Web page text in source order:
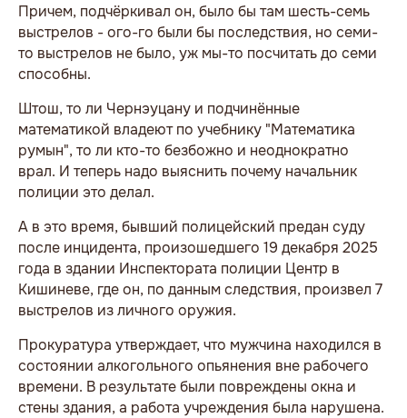
Причем, подчёркивал он, было бы там шесть-семь
выстрелов - ого-го были бы последствия, но семи-
то выстрелов не было, уж мы-то посчитать до семи
способны.
Штош, то ли Чернэуцану и подчинённые
математикой владеют по учебнику "Математика
румын", то ли кто-то безбожно и неоднократно
врал. И теперь надо выяснить почему начальник
полиции это делал.
А в это время, бывший полицейский предан суду
после инцидента, произошедшего 19 декабря 2025
года в здании Инспектората полиции Центр в
Кишиневе, где он, по данным следствия, произвел 7
выстрелов из личного оружия.
Прокуратура утверждает, что мужчина находился в
состоянии алкогольного опьянения вне рабочего
времени. В результате были повреждены окна и
стены здания, а работа учреждения была нарушена.